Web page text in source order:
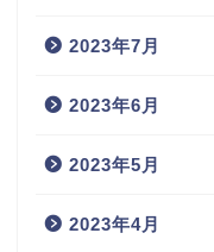
2023年7月
2023年6月
2023年5月
2023年4月